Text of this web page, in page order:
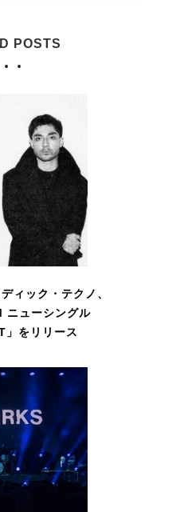
POSTS
ィック・テクノ、
ニューシングル
」をリリース